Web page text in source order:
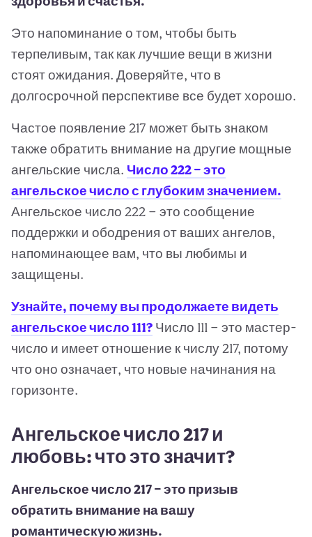
Это напоминание о том, чтобы быть
терпеливым, так как лучшие вещи в жизни
стоят ожидания. Доверяйте, что в
долгосрочной перспективе все будет хорошо.
Частое появление 217 может быть знаком
также обратить внимание на другие мощные
ангельские числа. Число 222 — это
ангельское число с глубоким значением.
Ангельское число 222 — это сообщение
поддержки и ободрения от ваших ангелов,
напоминающее вам, что вы любимы и
защищены.
Узнайте, почему вы продолжаете видеть
ангельское число 111? Число 111 — это мастер-
число и имеет отношение к числу 217, потому
что оно означает, что новые начинания на
горизонте.
Ангельское число 217 и
любовь: что это значит?
Ангельское число 217 — это призыв
обратить внимание на вашу
романтическую жизнь.